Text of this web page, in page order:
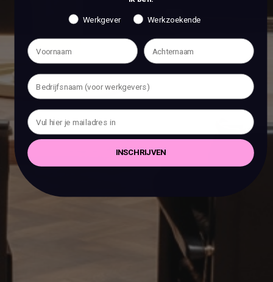
Werkgever Werkzoekende
INSCHRIJVEN